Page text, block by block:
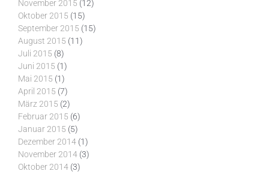
November 2015 (12)
Oktober 2015 (15)
September 2015 (15)
August 2015 (11)
Juli 2015 (8)
Juni 2015 (1)
Mai 2015 (1)
April 2015 (7)
März 2015 (2)
Februar 2015 (6)
Januar 2015 (5)
Dezember 2014 (1)
November 2014 (3)
Oktober 2014 (3)